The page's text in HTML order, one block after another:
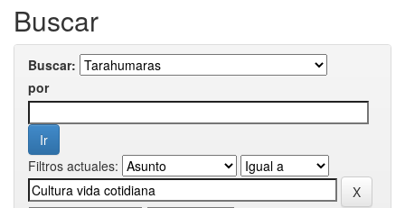
Buscar
Buscar:
por
Filtros actuales: